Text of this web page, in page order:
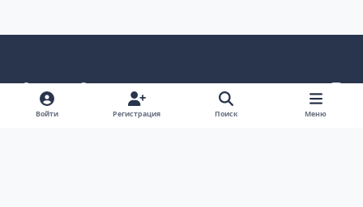
Светлый режим
Темный режим
Как в системе
v
k
Политика конфиденциальности
Войти Регистрация Поиск Меню